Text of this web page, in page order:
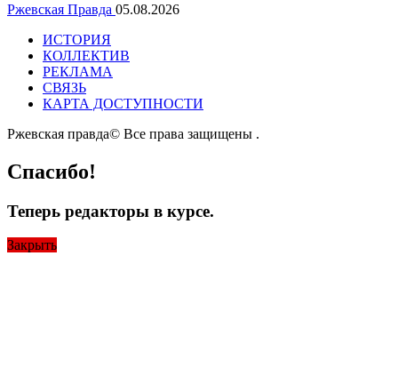
Ржевская Правда 05.08.2026
ИСТОРИЯ
КОЛЛЕКТИВ
РЕКЛАМА
СВЯЗЬ
КАРТА ДОСТУПНОСТИ
Ржевская правда© Все права защищены .
Спасибо!
Теперь редакторы в курсе.
Закрыть